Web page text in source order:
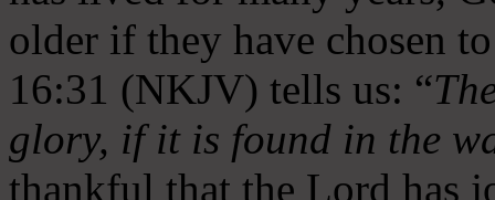
older if they have chosen
16:31 (NKJV) tells us: “
glory, if it is found in the
thankful that the Lord has